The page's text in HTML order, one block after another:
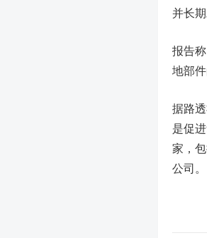
并长
报告
地部
据路
是促
家，
公司。